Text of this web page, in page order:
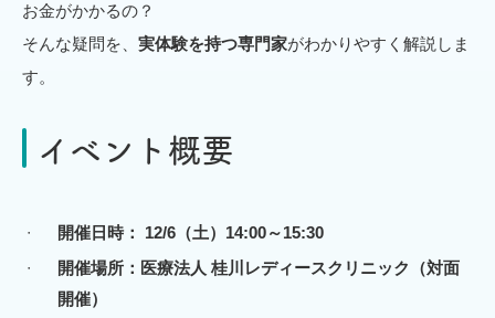
お金がかかるの？
そんな疑問を、 実体験を持つ専門家がわかりやすく解説しま
す。
イベント概要
開催日時： 12/6（土）14:00～15:30
開催場所：医療法人 桂川レディースクリニック（対面
開催）